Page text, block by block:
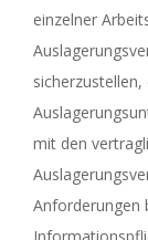
einzelner
sicherzustellen,
mit den
Anforderungen